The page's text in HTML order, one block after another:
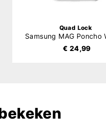
Quad Lock
€ 24,99